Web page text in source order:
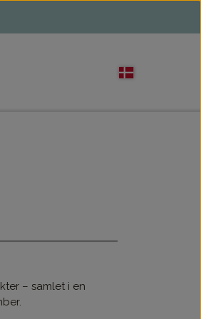
– samlet i en